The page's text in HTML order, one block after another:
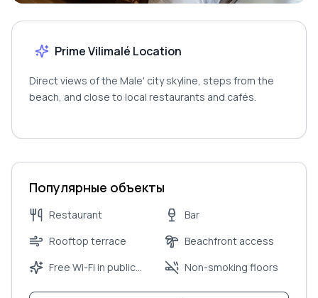
Prime Vilimalé Location
Direct views of the Male' city skyline, steps from the
beach, and close to local restaurants and cafés.
Популярные объекты
Restaurant
Bar
Rooftop terrace
Beachfront access
Free Wi-Fi in public
Non-smoking floors